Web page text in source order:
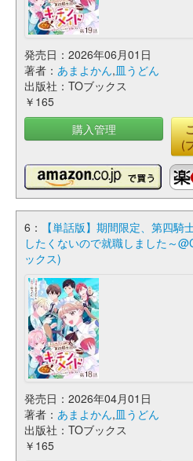
発売日：2026年06月01日
著者： あまよかん,皿うどん
出版社：TOブックス
￥165
購入管理
(
6：
【単話版】期間限定、第四
したくないので就職しました～
ックス)
発売日：2026年04月01日
著者： あまよかん,皿うどん
出版社：TOブックス
￥165